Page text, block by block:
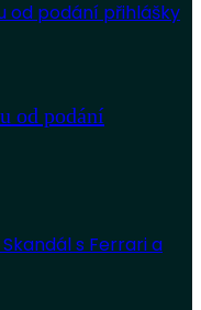
od podání